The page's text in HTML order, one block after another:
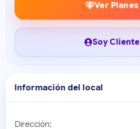
Ver Planes
Soy Cliente
Información del local
Dirección: